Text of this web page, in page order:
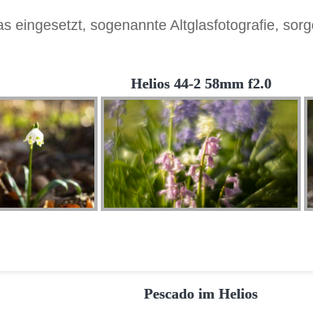
eingesetzt, sogenannte Altglasfotografie,
Helios 44-2 58mm f2.0
Pescado im Helios